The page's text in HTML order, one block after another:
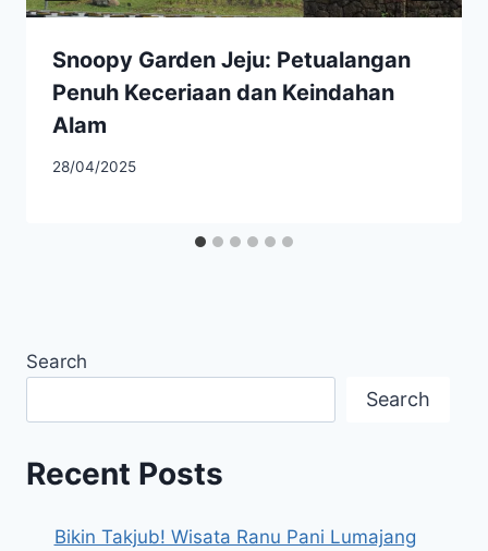
Snoopy Garden Jeju: Petualangan
Penuh Keceriaan dan Keindahan
Alam
28/04/2025
Search
Search
Recent Posts
Bikin Takjub! Wisata Ranu Pani Lumajang